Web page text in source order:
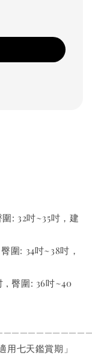
: 32吋~35吋，建
圍: 34吋~38吋，
, 臀圍: 36吋~40
七天鑑賞期」